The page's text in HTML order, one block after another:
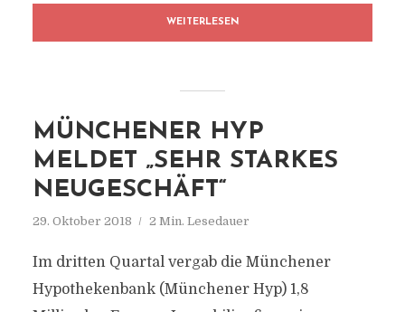
WEITERLESEN
MÜNCHENER HYP
MELDET „SEHR STARKES
NEUGESCHÄFT“
29. Oktober 2018 2 Min. Lesedauer
Im dritten Quartal vergab die Münchener
Hypothekenbank (Münchener Hyp) 1,8